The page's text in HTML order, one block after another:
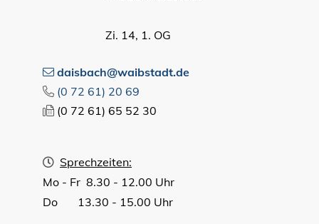
Zi. 14, 1. OG
daisbach@waibstadt.de
(0 72 61) 20 69
(0 72 61) 65 52 30
Sprechzeiten:
Mo - Fr 8.30 - 12.00 Uhr
Do 13.30 - 15.00 Uhr